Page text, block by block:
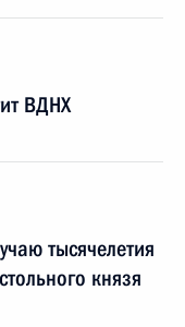
ВДНХ
тысячелетия
князя